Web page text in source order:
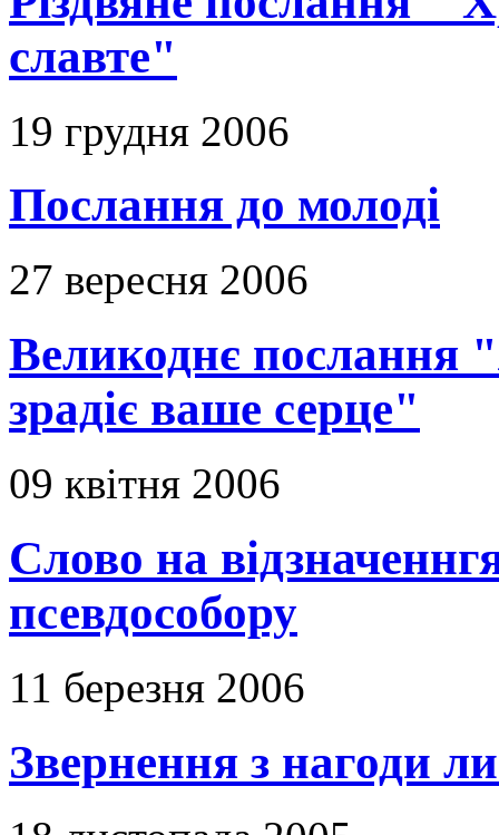
славте"
19 грудня 2006
Послання до молоді
27 вересня 2006
Великоднє послання
зрадіє ваше серце"
09 квітня 2006
Слово на
псевдособору
11 березня 2006
Звернення з нагоди